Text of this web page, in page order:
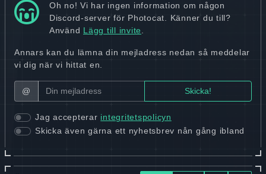
Oh no! Vi har ingen information om någon
Discord-server för Photocat. Känner du till?
Använd Lägg till invite.
Annars kan du lämna din mejladress nedan så meddelar
vi dig när vi hittat en.
@
Jag accepterar integritetspolicyn
Skicka även gärna ett nyhetsbrev nån gång ibland